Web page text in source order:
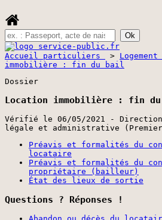
Accueil particuliers > Logement
immobilière : fin du bail
Dossier
Location immobilière : fin
Vérifié le 06/05/2021 -
légale et administrative
Préavis et formalités du
locataire
Préavis et formalités du
propriétaire (bailleur)
État des lieux de sortie
Questions ? Réponses !